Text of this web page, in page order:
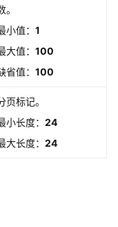
。
小值： 1
大值： 100
省值： 100
页标记。
小长度： 24
大长度： 24